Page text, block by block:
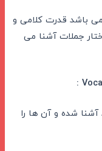
باشد قدرت کلامی و
جملات آشنا می
شده و آن ها را